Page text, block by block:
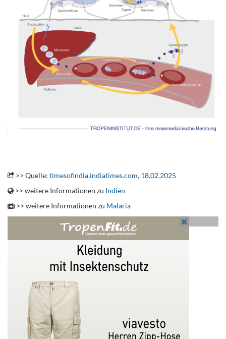
>> Quelle: timesofindia.indiatimes.com, 18.02.2025
>> weitere Informationen zu Indien
>> weitere Informationen zu Malaria